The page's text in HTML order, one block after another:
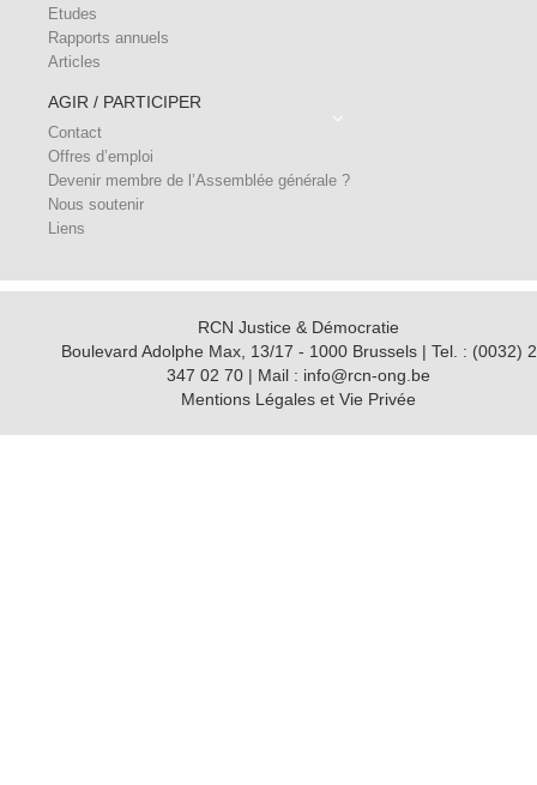
Etudes
Rapports annuels
Articles
AGIR / PARTICIPER
Contact
Offres d’emploi
Devenir membre de l’Assemblée générale ?
Nous soutenir
Liens
RCN Justice & Démocratie
Boulevard Adolphe Max, 13/17 - 1000 Brussels | Tel. : (0032) 2
347 02 70 | Mail : info@rcn-ong.be
Mentions Légales et Vie Privée